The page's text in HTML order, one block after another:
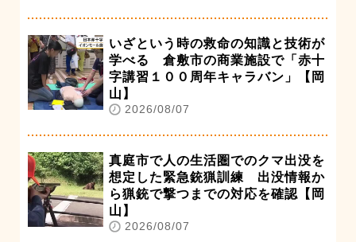
いざという時の救命の知識と技術が
学べる 倉敷市の商業施設で「赤十
字講習１００周年キャラバン」【岡
山】
2026/08/07
真庭市で人の生活圏でのクマ出没を
想定した緊急銃猟訓練 出没情報か
ら猟銃で撃つまでの対応を確認【岡
山】
2026/08/07